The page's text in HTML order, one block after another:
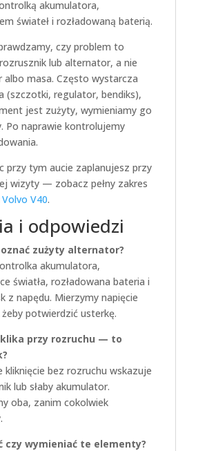
akumulatora,
świateł i rozładowaną baterią.
czy problem to
lub alternator, a nie
albo masa. Często wystarcza
(szczotki, regulator, bendiks),
jest zużyty, wymieniamy go
Po naprawie kontrolujemy
przy tym aucie zaplanujesz przy
wizyty — zobacz pełny zakres
Volvo V40.
i odpowiedzi
zużyty alternator?
akumulatora,
światła, rozładowana bateria i
z napędu. Mierzymy napięcie
żeby potwierdzić usterkę.
klika przy rozruchu — to
kliknięcie bez rozruchu wskazuje
lub słaby akumulator.
oba, zanim cokolwiek
czy wymieniać te elementy?